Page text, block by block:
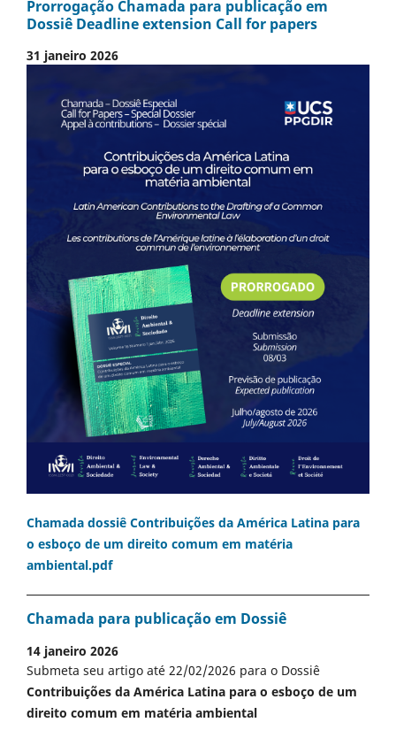
Prorrogação Chamada para publicação em
Dossiê Deadline extension Call for papers
31 janeiro 2026
Chamada dossiê Contribuições da América Latina para
o esboço de um direito comum em matéria
ambiental.pdf
Chamada para publicação em Dossiê
14 janeiro 2026
Submeta seu artigo até 22/02/2026 para o Dossiê
Contribuições da América Latina para o esboço de um
direito comum em matéria ambiental